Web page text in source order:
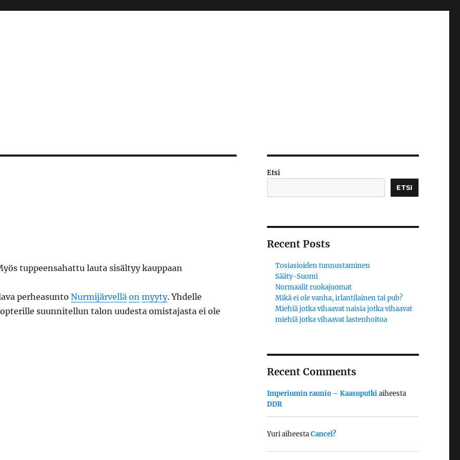
perheasunto Nurmijärvellä on myyty. Yhdelle
suunnitellun talon uudesta omistajasta ei ole
Etsi
ETSI
Recent Posts
Tosiasioiden tunnustaminen
Sääty-Suomi
Normaalit ruokajuomat
Mikä ei ole vanha, irlantilainen tai pub?
Miehiä jotka vihaavat naisia jotka vihaavat
miehiä jotka vihaavat lastenhoitoa
Recent Comments
Imperiumin raunio – Kaasuputkiaiheesta
DDR
YuriaiheestaCancel?